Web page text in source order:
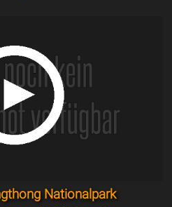
Nationalpark